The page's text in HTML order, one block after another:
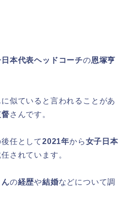
本代表ヘッドコーチの恩塚亨
似ていると言われることがあ
さんです。
任として2021年から女子日本
されています。
の経歴や結婚などについて調